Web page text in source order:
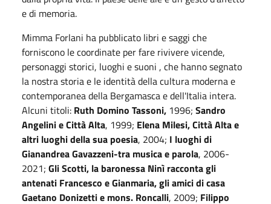
e di memoria.
Mimma Forlani ha pubblicato libri e saggi che
forniscono le coordinate per fare rivivere vicende,
personaggi storici, luoghi e suoni , che hanno segnato
la nostra storia e le identità della cultura moderna e
contemporanea della Bergamasca e dell'Italia intera.
Alcuni titoli: Ruth Domino Tassoni, 1996; Sandro
Angelini e Città Alta, 1999; Elena Milesi, Città Alta e
altri luoghi della sua poesia, 2004; I luoghi di
Gianandrea Gavazzeni-tra musica e parola, 2006-
2021; Gli Scotti, la baronessa Ninì racconta gli
antenati Francesco e Gianmaria, gli amici di casa
Gaetano Donizetti e mons. Roncalli, 2009; Filippo